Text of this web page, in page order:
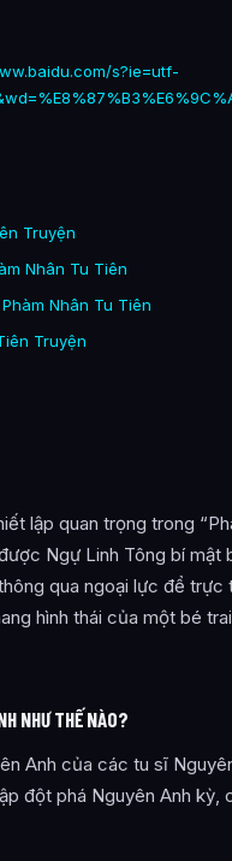
s?ie=utf-
Truyện
Nhân Tu Tiên
Nhân Tu Tiên
Truyện
lập quan trọng trong
Ngự Linh Tông bí
qua ngoại lực để
hình thái của một bé
NHƯ THẾ NÀO?
Anh của các tu sĩ
đột phá Nguyên Anh kỳ,